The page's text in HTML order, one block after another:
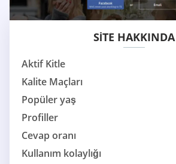
SITE HAKKINDA
Aktif Kitle
Kalite Maçları
Popüler yaş
Profiller
Cevap oranı
Kullanım kolaylığı